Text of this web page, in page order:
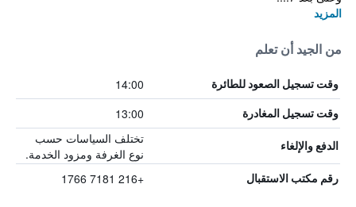
المزيد
من الجيد أن تعلم
وقت تسجيل الصعود للطائرة 14:00
وقت تسجيل المغادرة 13:00
الدفع والإلغاء
تختلف السياسات حسب
نوع الغرفة ومزود الخدمة.
رقم مكتب الاستقبال +216 7181 1766